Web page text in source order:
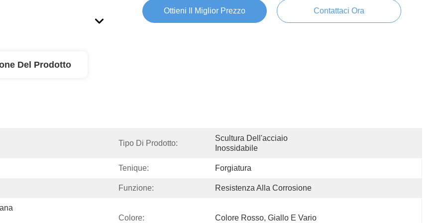
Ottieni Il Miglior Prezzo Contattaci Ora
Del Prodotto
Tipo Di Prodotto:
Scultura Dell'acciaio
Inossidabile
Tenique: Forgiatura
Funzione: Resistenza Alla Corrosione
Colore:
Colore Rosso, Giallo E Vario